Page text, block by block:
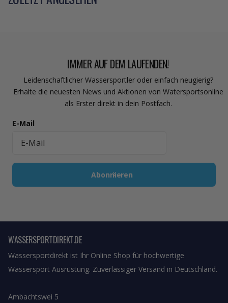
IMMER AUF DEM LAUFENDEN!
Leidenschaftlicher Wassersportler oder einfach neugierig?
Erhalte die neuesten News und Aktionen von Watersportsonline
als Erster direkt in dein Postfach.
E-Mail
Abonnieren
WASSERSPORTDIREKT.DE
Wassersportdirekt ist Ihr Online Shop für hochwertige
Wassersport Ausrüstung. Zuverlässiger Versand in Deutschland.
Ambachtswei 5